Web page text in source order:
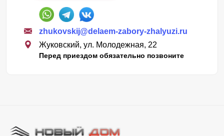
zhukovskij@delaem-zabory-zhalyuzi.ru
Жуковский, ул. Молодежная, 22
Перед приездом обязательно позвоните